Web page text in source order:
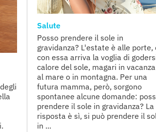
Salute
Posso prendere il sole in
gravidanza? L'estate è alle porte,
con essa arriva la voglia di
calore del sole, magari in vacanza
al mare o in montagna. Per una
futura mamma, però, sorgono
spontanee alcune domande:
prendere il sole in gravidanza? La
risposta è sì, si può prendere il
in ...